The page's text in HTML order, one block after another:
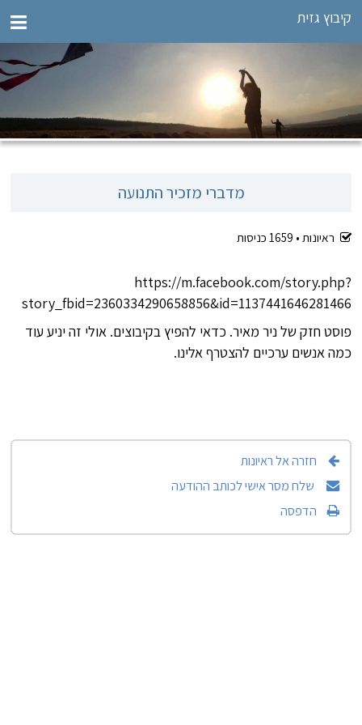
קיבוץ גזית
מדברי מזכיר התנועה
ראיונות • 1659 כניסות
https://m.facebook.com/story.php?
story_fbid=2360334290658856&id=1137441646281466
פוסט חזק של ניר מאיר. כדאי להפיץ בקיבוצים. אולי זה יניע עוד
כמה אנשים ערכיים להצטרף אלינו.
חזרה אל ראיונות
שלח מסר אישי לכותב ההודעה
הדפסה